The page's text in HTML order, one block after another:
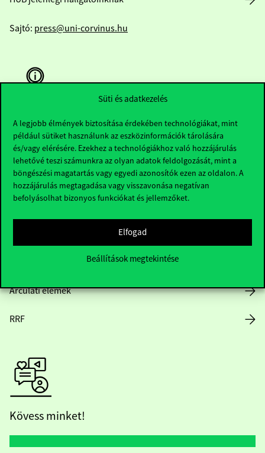
Süti és adatkezelés
A legjobb élmények biztosítása érdekében technológiákat, mint
például sütiket használunk az eszközinformációk tárolására
és/vagy elérésére. Ezekhez a technológiákhoz való hozzájárulás
lehetővé teszi számunkra az olyan adatok feldolgozását, mint a
böngészési magatartás vagy egyedi azonosítók ezen az oldalon. A
hozzájárulás megtagadása vagy visszavonása negatívan
befolyásolhat bizonyos funkciókat és jellemzőket.
Elfogad
Beállítások megtekintése
Sajtó: press@uni-corvinus.hu
Hasznos linkek
Nyitvatartás
Házirend
Arculati elemek
RRF
Kövess minket!